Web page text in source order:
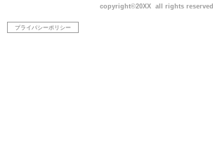
copyright©20XX all rights reserved.
プライバシーポリシー